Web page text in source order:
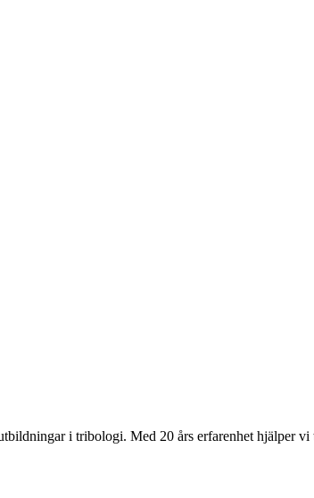
i tribologi. Med 20 års erfarenhet hjälper